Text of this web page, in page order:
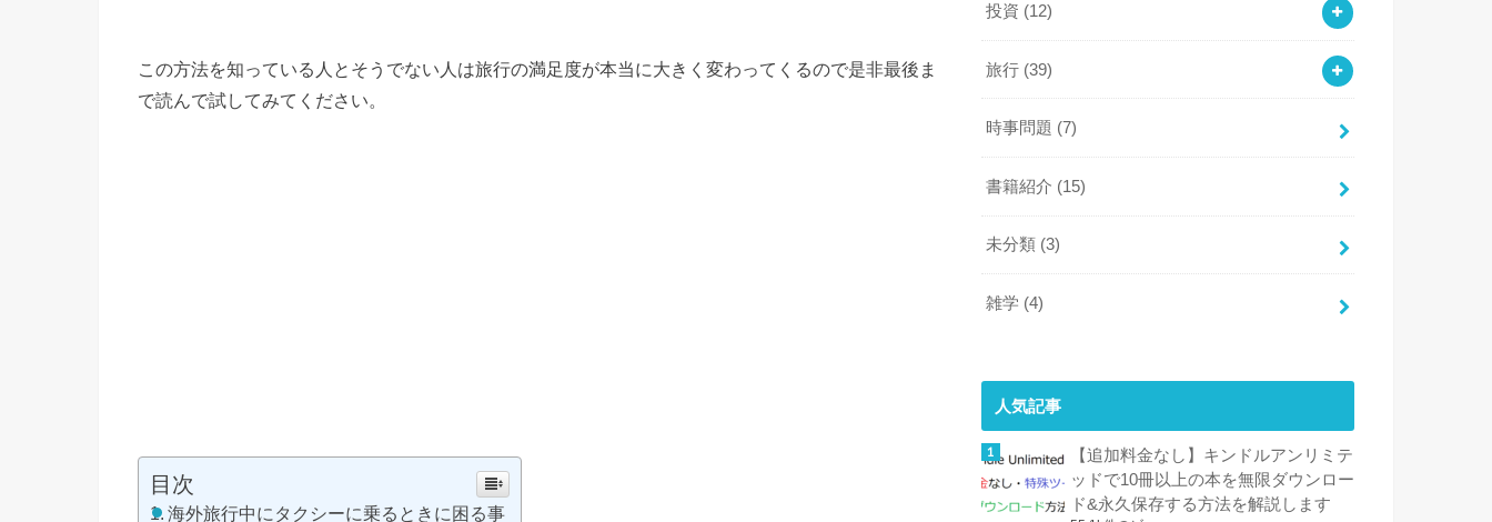
この方法を知っている人とそうでない人は旅行の満足度が本当に大きく変わってくるので是非最後ま
で読んで試してみてください。
目次
海外旅行中にタクシーに乗るときに困る事
投資 (12)
旅行 (39)
時事問題 (7)
書籍紹介 (15)
未分類 (3)
雑学 (4)
人気記事
【追加料金なし】キンドルアンリミテ
ッドで10冊以上の本を無限ダウンロー
ド&永久保存する方法を解説します